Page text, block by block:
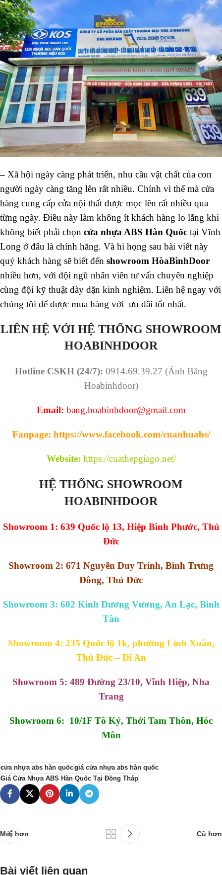
– Xã hội ngày càng phát triển, nhu cầu vật chất của con
người ngày càng tăng lên rất nhiều. Chính vì thế mà cửa
hàng cung cấp cửa nội thất được mọc lên rất nhiều qua
từng ngày. Điều này làm không ít khách hàng lo lắng khi
không biết phải chọn cửa nhựa ABS Hàn Quốc tại Vĩnh
Long ở đâu là chính hãng. Và hi họng sau bài viết này
quý khách hàng sẽ biết đến showroom HòaBìnhDoor
nhiều hơn, với đội ngũ nhân viên tư vấn chuyên nghiệp
cùng đội kỹ thuật dày dặn kinh nghiệm. Liên hệ ngay với
chúng tôi để được mua hàng với ưu đãi tốt nhất.
LIÊN HỆ VỚI HỆ THỐNG SHOWROOM
HOABINHDOOR
Hotline CSKH (24/7): 0914.69.39.27 (Ánh Băng
Hoabinhdoor)
Email: bang.hoabinhdoor@gmail.com
Fanpage: https://www.facebook.com/cuanhuabs/
Website: https://cuathepgiago.net/
HỆ THỐNG SHOWROOM
HOABINHDOOR
Showroom 1: 639 Quốc lộ 13, Hiệp Bình Phước, Thủ
Đức
Showroom 2: 671 Nguyễn Duy Trinh, Bình Trưng
Đông, Thủ Đức
Showroom 3: 602 Kinh Dương Vương, An Lạc, Bình
Tân
Showroom 4: 235 Quốc lộ 1k, phường Linh Xuân,
Thủ Đức – Dĩ An
Showroom 5: 489 Đường 23/10, Vĩnh Hiệp, Nha
Trang
Showroom 6: 10/1F Tô Ký, Thới Tam Thôn, Hóc
Môn
cửa nhựa abs hàn quốcgiá cửa nhựa abs hàn quốc
Giá Cửa Nhựa ABS Hàn Quốc Tại Đồng Tháp
Mới hơn Cũ hơn
Bài viết liên quan